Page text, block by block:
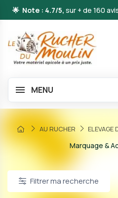
🌟 Note : 4.7/5, sur + de 160
MENU
AU RUCHER ELEVAGE
Marquage &
Filtrer ma recherche